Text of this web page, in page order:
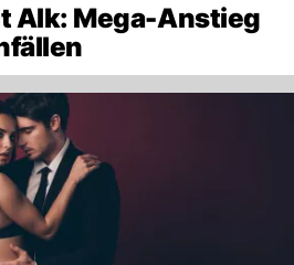
Alk: Mega-Anstieg